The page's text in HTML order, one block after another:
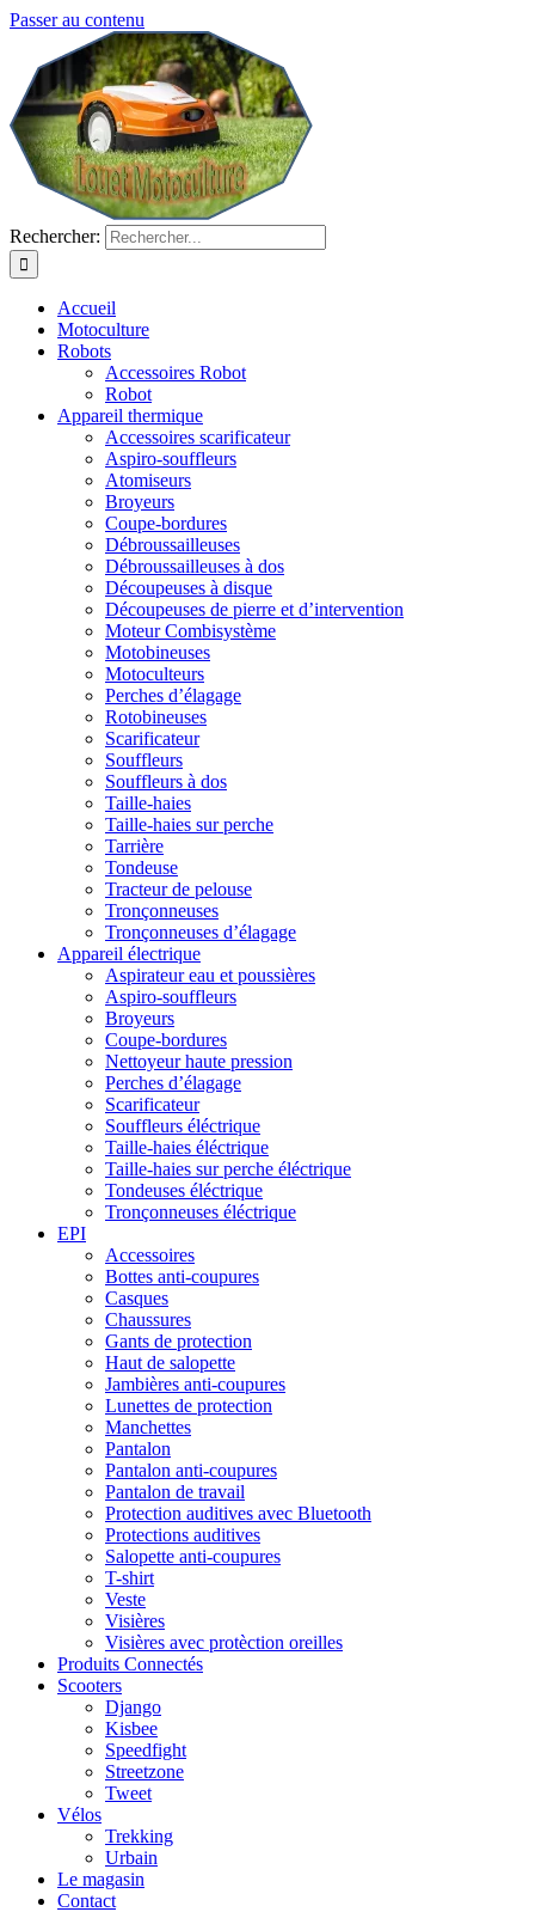
Passer au contenu
Rechercher:
Accueil
Motoculture
Robots
Accessoires Robot
Robot
Appareil thermique
Accessoires scarificateur
Aspiro-souffleurs
Atomiseurs
Broyeurs
Coupe-bordures
Débroussailleuses
Débroussailleuses à dos
Découpeuses à disque
Découpeuses de pierre et d’intervention
Moteur Combisystème
Motobineuses
Motoculteurs
Perches d’élagage
Rotobineuses
Scarificateur
Souffleurs
Souffleurs à dos
Taille-haies
Taille-haies sur perche
Tarrière
Tondeuse
Tracteur de pelouse
Tronçonneuses
Tronçonneuses d’élagage
Appareil électrique
Aspirateur eau et poussières
Aspiro-souffleurs
Broyeurs
Coupe-bordures
Nettoyeur haute pression
Perches d’élagage
Scarificateur
Souffleurs éléctrique
Taille-haies éléctrique
Taille-haies sur perche éléctrique
Tondeuses éléctrique
Tronçonneuses éléctrique
EPI
Accessoires
Bottes anti-coupures
Casques
Chaussures
Gants de protection
Haut de salopette
Jambières anti-coupures
Lunettes de protection
Manchettes
Pantalon
Pantalon anti-coupures
Pantalon de travail
Protection auditives avec Bluetooth
Protections auditives
Salopette anti-coupures
T-shirt
Veste
Visières
Visières avec protèction oreilles
Produits Connectés
Scooters
Django
Kisbee
Speedfight
Streetzone
Tweet
Vélos
Trekking
Urbain
Le magasin
Contact